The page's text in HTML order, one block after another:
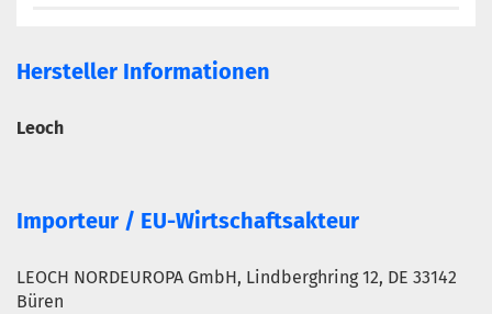
Hersteller Informationen
Leoch
Importeur / EU-Wirtschaftsakteur
LEOCH NORDEUROPA GmbH, Lindberghring 12, DE 33142
Büren